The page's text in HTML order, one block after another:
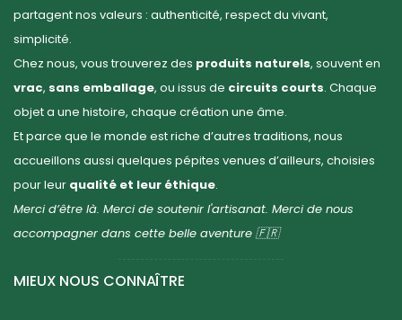
partagent nos valeurs : authenticité, respect du vivant,
simplicité.
Chez nous, vous trouverez des produits naturels, souvent en
vrac, sans emballage, ou issus de circuits courts. Chaque
objet a une histoire, chaque création une âme.
Et parce que le monde est riche d’autres traditions, nous
accueillons aussi quelques pépites venues d’ailleurs, choisies
pour leur qualité et leur éthique.
Merci d’être là. Merci de soutenir l'artisanat. Merci de nous
accompagner dans cette belle aventure 🇫🇷
MIEUX NOUS CONNAÎTRE